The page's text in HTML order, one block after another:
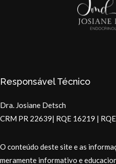
Responsável Técnico
Dra. Josiane Detsch
CRM PR 22639| RQE 16219 |
O conteúdo deste site e as
meramente informativo e